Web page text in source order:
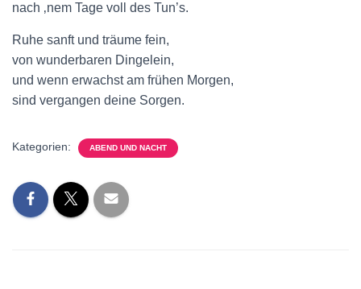
nach ‚nem Tage voll des Tun’s.
Ruhe sanft und träume fein,
von wunderbaren Dingelein,
und wenn erwachst am frühen Morgen,
sind vergangen deine Sorgen.
Kategorien: ABEND UND NACHT